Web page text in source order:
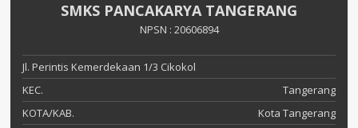
SMKS PANCAKARYA TANGERANG
NPSN : 20606894
Jl. Perintis Kemerdekaan 1/3 Cikokol
KEC.
Tangerang
KOTA/KAB.
Kota Tangerang